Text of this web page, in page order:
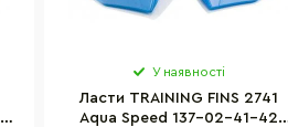
У наявності
Ласти TRAINING FINS 2741
Aqua Speed 137-02-41-42